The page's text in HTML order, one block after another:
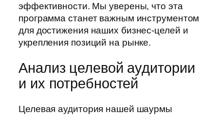
эффективности. Мы уверены, что эта
программа станет важным инструментом
для достижения наших бизнес-целей и
укрепления позиций на рынке.
Анализ целевой аудитории
и их потребностей
Целевая аудитория нашей шаурмы